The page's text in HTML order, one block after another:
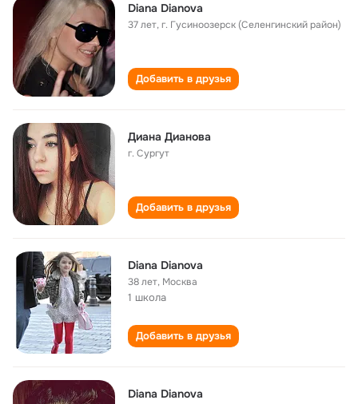
Diana Dianova
37 лет,г. Гусиноозерск (Селенгинский район)
Добавить в друзья
Диана Дианова
г. Сургут
Добавить в друзья
Diana Dianova
38 лет, Москва
1 школа
Добавить в друзья
Diana Dianova